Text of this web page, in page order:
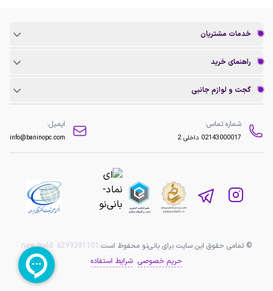
خدمات مشتریان
راهنمای خرید
گجت و لوازم جانبی
شماره تماس:
02143000017 داخلی 2
ایمیل:
info@baninopc.com
© تمامی حقوق این سایت برای بانی‌نو محفوظ است. new build: b299391101
حریم خصوصی شرایط استفاده